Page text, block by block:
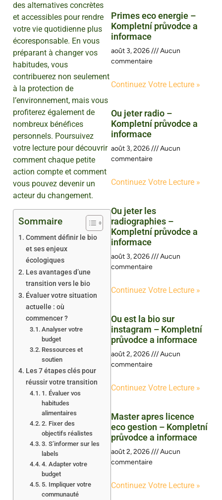
des alternatives concrètes
et accessibles pour rendre
votre vie quotidienne plus
écoresponsable. En vous
préparant à changer vos
habitudes, vous
contribuerez non seulement
à la protection de
l’environnement, mais vous
profiterez également de
nombreux bénéfices
personnels. Poursuivez
votre lecture pour découvrir
comment chaque petite
action compte et comment
vous pouvez devenir un
acteur du changement.
Sommaire
Comment définir le bio
et ses enjeux
écologiques
Les avantages d’une
transition vers le bio
Évaluer votre situation
actuelle : où
commencer ?
Analyser votre
budget
Ressources et
soutien
Les 7 étapes clés pour
réussir votre transition
1. Évaluer vos
habitudes
alimentaires
2. Fixer des
objectifs réalistes
3. S’informer sur les
labels
4. Adapter votre
budget
5. Impliquer votre
communauté
Primes eco energie –
Kompletní průvodce a
informace
août 3, 2026
Aucun
commentaire
Continuez Votre Lecture »
Ou jeter radio –
Kompletní průvodce a
informace
août 3, 2026
Aucun
commentaire
Continuez Votre Lecture »
Ou jeter les
radiographies –
Kompletní průvodce a
informace
août 3, 2026
Aucun
commentaire
Continuez Votre Lecture »
Ou est la bio sur
instagram – Kompletní
průvodce a informace
août 2, 2026
Aucun
commentaire
Continuez Votre Lecture »
Master apres licence
eco gestion – Kompletní
průvodce a informace
août 2, 2026
Aucun
commentaire
Continuez Votre Lecture »